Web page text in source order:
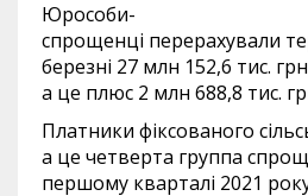
Юрособи-
спрощенці перерахували
березні 27 млн 152,6 тис.
а це плюс 2 млн 688,8 тис.
Платники фіксованого
а це четверта группа
першому кварталі 2021